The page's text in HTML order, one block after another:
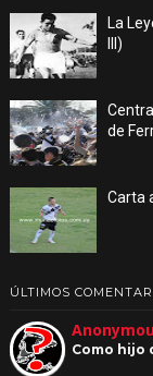
La
III)
de
Carta
ÚLTIMOS
Como hijo